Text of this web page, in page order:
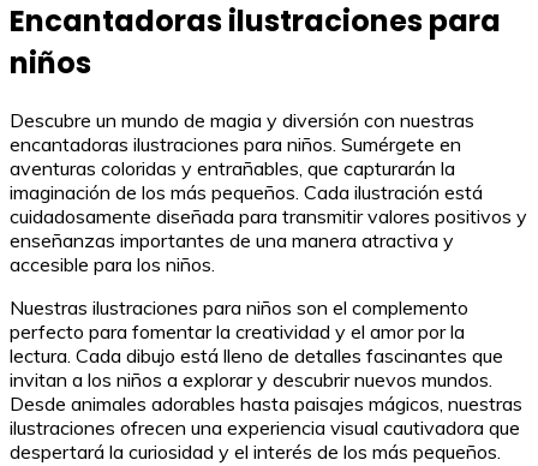
Encantadoras ilustraciones para
niños
Descubre un mundo de magia y diversión con nuestras
encantadoras ilustraciones para niños. Sumérgete en
aventuras coloridas y entrañables, que capturarán la
imaginación de los más pequeños. Cada ilustración está
cuidadosamente diseñada para transmitir valores positivos y
enseñanzas importantes de una manera atractiva y
accesible para los niños.
Nuestras ilustraciones para niños son el complemento
perfecto para fomentar la creatividad y el amor por la
lectura. Cada dibujo está lleno de detalles fascinantes que
invitan a los niños a explorar y descubrir nuevos mundos.
Desde animales adorables hasta paisajes mágicos, nuestras
ilustraciones ofrecen una experiencia visual cautivadora que
despertará la curiosidad y el interés de los más pequeños.